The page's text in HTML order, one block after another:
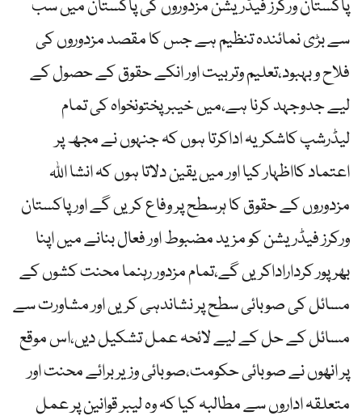
پاکستان ورکرز فیڈریشن مزدوروں کی پاکستان میں سب
سے بڑی نمائندہ تنظیم ہے جس کا مقصد مزدوروں کی
فلاح و بہبود،تعلیم وتربیت اور انکے حقوق کے حصول کے
لیے جدوجہد کرنا ہے،میں خیبرپختونخواہ کی تمام
لیڈرشپ کاشکریہ اداکرتا ہوں کہ جنہوں نے مجھ پر
اعتماد کااظہار کیا اور میں یقین دلاتا ہوں کہ انشا اللہ
مزدوروں کے حقوق کا ہرسطح پر وفاع کریں گے اور پاکستان
ورکرز فیڈریشن کو مزید مضبوط اور فعال بنانے میں اپنا
بھرپور کرداراداکریں گے،تمام مزدور رہنما محنت کشوں کے
مسائل کی صوبائی سطح پر نشاندہی کریں اور مشاورت سے
مسائل کے حل کے لیے لائحہ عمل تشکیل دیں،اس موقع
پر انھوں نے صوبائی حکومت،صوبائی وزیر برائے محنت اور
متعلقہ اداروں سے مطالبہ کیا کہ وہ لیبر قوانین پر عمل